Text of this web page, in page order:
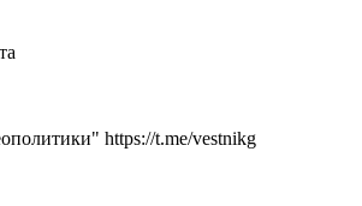
https://t.me/vestnikg